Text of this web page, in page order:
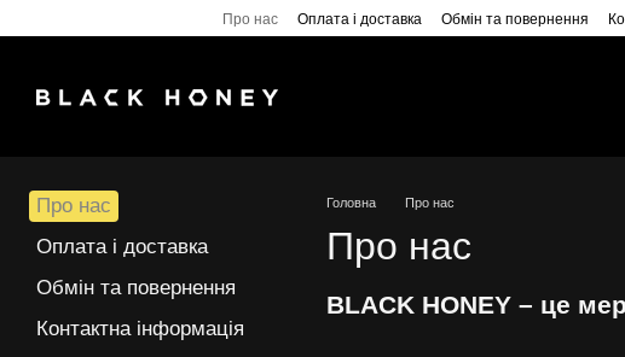
Перейти до основного контенту
Про нас Оплата і доставка Обмін та повернення
Головна Про нас
Про нас
BLACK HONEY – це
Про нас
Оплата і доставка
Обмін та повернення
Контактна інформація